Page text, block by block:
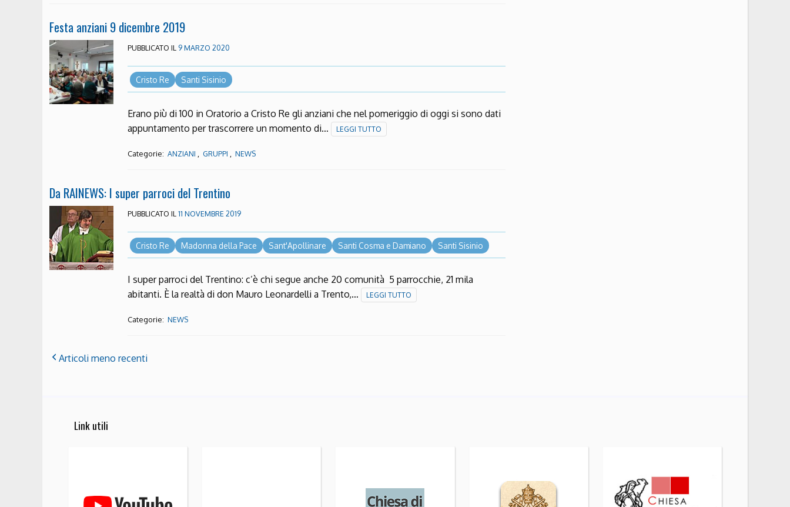
Festa anziani 9 dicembre 2019
PUBBLICATO IL 9 MARZO 2020
Cristo Re Santi Sisinio
Erano più di 100 in Oratorio a Cristo Re gli anziani che nel pomeriggio di oggi si sono dati
appuntamento per trascorrere un momento di…
LEGGI TUTTO
Categorie: ANZIANI GRUPPI NEWS
Da RAINEWS: I super parroci del Trentino
PUBBLICATO IL11 NOVEMBRE 2019
Cristo Re Madonna della Pace Sant'Apollinare Santi Cosma e Damiano Santi Sisinio
I super parroci del Trentino: c’è chi segue anche 20 comunità 5 parrocchie, 21 mila
abitanti. È la realtà di don Mauro Leonardelli a Trento,…
LEGGI TUTTO
Categorie: NEWS
Articoli meno recenti
Link utili